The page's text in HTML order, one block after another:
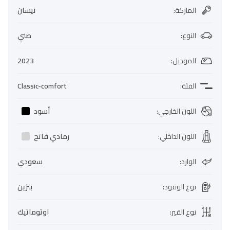
الماركة:
نيسان
النوع:
صني
الموديل:
2023
الفئة:
Classic-comfort
اللون الخارجي:
أسود
اللون الداخلي:
رمادي فاتح
الوارد:
سعودي
نوع الوقود:
بنزين
نوع القير:
اوتوماتيك